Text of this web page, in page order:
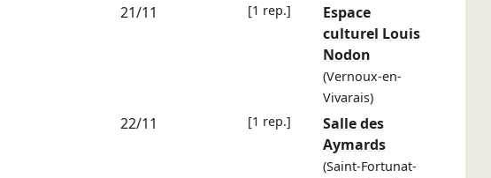
21/11 [1 rep.]
Espace
culturel Louis
Nodon
(Vernoux-en-
Vivarais)
22/11 [1 rep.]
Salle des
Aymards
(Saint-Fortunat-